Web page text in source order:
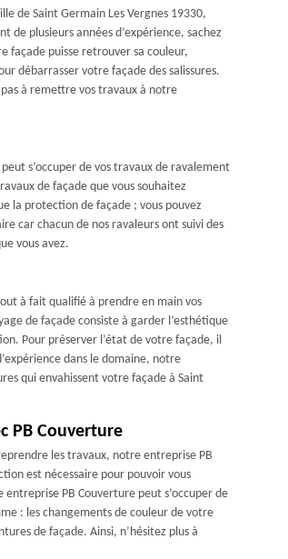
de Saint Germain Les Vergnes 19330,
de plusieurs années d’expérience, sachez
façade puisse retrouver sa couleur,
débarrasser votre façade des salissures.
pas à remettre vos travaux à notre
s’occuper de vos travaux de ravalement
de façade que vous souhaitez
la protection de façade ; vous pouvez
car chacun de nos ravaleurs ont suivi des
vous avez.
à fait qualifié à prendre en main vos
de façade consiste à garder l’esthétique
Pour préserver l’état de votre façade, il
dans le domaine, notre
qui envahissent votre façade à Saint
PB Couverture
les travaux, notre entreprise PB
est nécessaire pour pouvoir vous
PB Couverture peut s’occuper de
: les changements de couleur de votre
de façade. Ainsi, n’hésitez plus à